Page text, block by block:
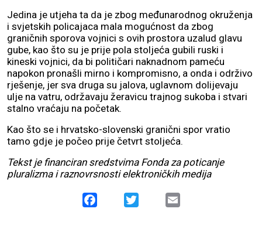
Jedina je utjeha ta da je zbog međunarodnog okruženja
i svjetskih policajaca mala mogućnost da zbog
graničnih sporova vojnici s ovih prostora uzalud glavu
gube, kao što su je prije pola stoljeća gubili ruski i
kineski vojnici, da bi političari naknadnom pameću
napokon pronašli mirno i kompromisno, a onda i održivo
rješenje, jer sva druga su jalova, uglavnom dolijevaju
ulje na vatru, održavaju žeravicu trajnog sukoba i stvari
stalno vraćaju na početak.
Kao što se i hrvatsko-slovenski granični spor vratio
tamo gdje je počeo prije četvrt stoljeća.
Tekst je financiran sredstvima Fonda za poticanje
pluralizma i raznovrsnosti elektroničkih medija
Facebook